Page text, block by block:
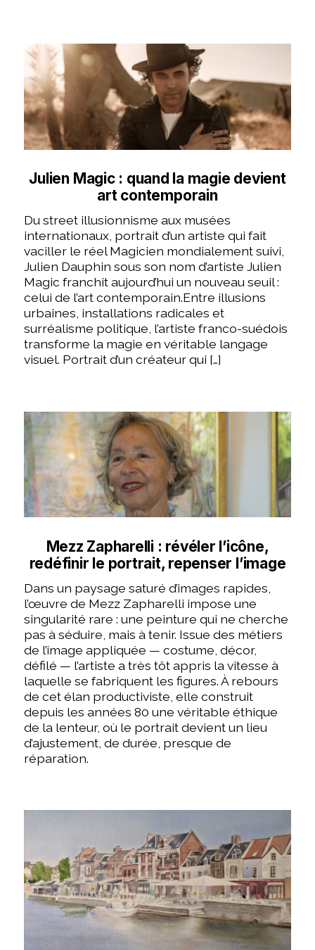
Julien Magic : quand la magie devient
art contemporain
Du street illusionnisme aux musées
internationaux, portrait d’un artiste qui fait
vaciller le réel Magicien mondialement suivi,
Julien Dauphin sous son nom d’artiste Julien
Magic franchit aujourd’hui un nouveau seuil :
celui de l’art contemporain.Entre illusions
urbaines, installations radicales et
surréalisme politique, l’artiste franco-suédois
transforme la magie en véritable langage
visuel. Portrait d’un créateur qui […]
Mezz Zapharelli : révéler l’icône,
redéfinir le portrait, repenser l’image
Dans un paysage saturé d’images rapides,
l’œuvre de Mezz Zapharelli impose une
singularité rare : une peinture qui ne cherche
pas à séduire, mais à tenir. Issue des métiers
de l’image appliquée — costume, décor,
défilé — l’artiste a très tôt appris la vitesse à
laquelle se fabriquent les figures. À rebours
de cet élan productiviste, elle construit
depuis les années 80 une véritable éthique
de la lenteur, où le portrait devient un lieu
d’ajustement, de durée, presque de
réparation.